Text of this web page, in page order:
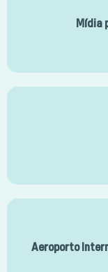
Mídia
Aeroporto